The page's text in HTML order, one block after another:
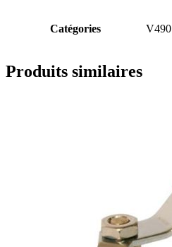
Catégories V490
Produits similaires